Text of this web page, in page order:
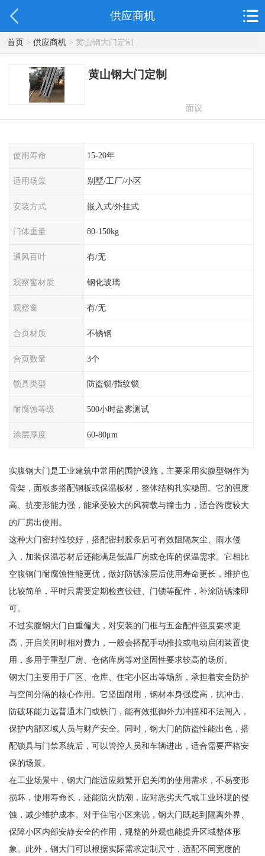
供应商机
首页> 供应商机> 黄山钢大门定制
黄山钢大门定制
面议
使用寿命 15-20年
适用场景 别墅/工厂/小区
安装方式 嵌入式/外挂式
门体重量 80-150kg
通风百叶 有/无
观察窗材质 钢化玻璃
观察窗 有/无
合页材质 不锈钢
合页数量 3个
锁具类型 防盗锁/指纹锁
耐腐蚀等级 500小时盐雾测试
涂层厚度 60-80μm
实腹钢大门是工业建筑中常用的围护设施，主要采用实腹型钢作为
骨架，面板多搭配钢板或保温板材，整体结构扎实稳固。它的强度
高、抗变形能力强，能承受较大的风荷载与撞击力，适合跨度较大
的厂房出使用。
这种大门密封性较好，搭配密封胶条后可有效阻隔灰尘、雨水侵
入，加装保温芯材后还能满足低温厂房或仓库的保温需求。它相比
空腹钢门耐腐蚀性能更优，做好防锈涂层后使用寿命更长，维护也
比较简单，平时只需要定期检查铰链、门锁等配件，补涂防锈漆即
可。
不过实腹钢大门自重偏大，对安装的门框与五金配件强度要求更
高，开启关闭时相对费力，一般会搭配手动推拉或电动启闭装置使
用，多用于重型厂房、仓储库房等对坚固性要求较高的场所。
钢大门主要用于厂区、仓库、住宅小区出等场所，承担着安全防护
与空间分隔的核心作用。它坚固耐用，钢材本身强度高，抗冲击、
防破坏能力远普通木门或铁门，能有效抵御外力冲撞和不法闯入，
保护内部区域人员与财产安全。同时，钢大门的防盗性能出色，搭
配锁具与门禁系统后，可以管控人员和车辆进出，适合需要严格安
保的场景。
在工业场景中，钢大门能适应频繁开启关闭的使用需求，不易变形
损坏，使用寿命长，还能防火防潮，应对恶劣天气或工业环境的侵
蚀，减少维护成本。对于住宅小区来说，钢大门既起到隔离外界、
保障小区内部安静安全的作用，规整的外观也能提升区域整体形
象。此外，钢大门可以根据实际需求定制尺寸，适配不同宽度的